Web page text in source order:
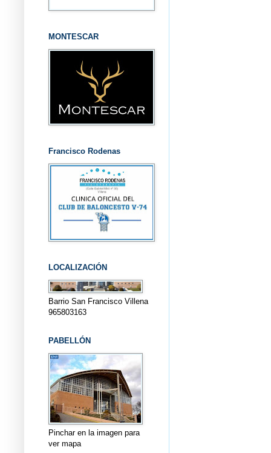
MONTESCAR
Francisco Rodenas
LOCALIZACIÓN
Barrio San Francisco Villena
965803163
PABELLÓN
Pinchar en la imagen para
ver mapa